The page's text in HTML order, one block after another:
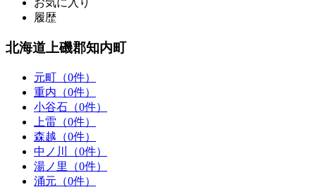
お気に入り
履歴
北海道上磯郡知内町
元町（0件）
重内（0件）
小谷石（0件）
上雷（0件）
森越（0件）
中ノ川（0件）
湯ノ里（0件）
涌元（0件）